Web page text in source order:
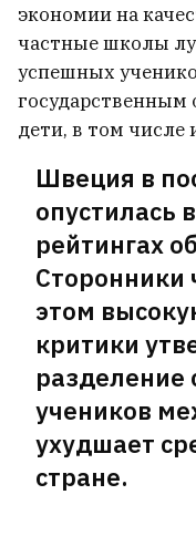
экономии на
частные школы
успешных
государственным
дети, в том числе
Швеция в
опустилась
рейтингах
Сторонники
этом
критики
разделение
учеников
ухудшает
стране.